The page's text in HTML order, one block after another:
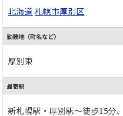
北海道 札幌市厚別区
勤務地（町名など）
厚別東
最寄駅
新札幌駅・厚別駅～徒歩15